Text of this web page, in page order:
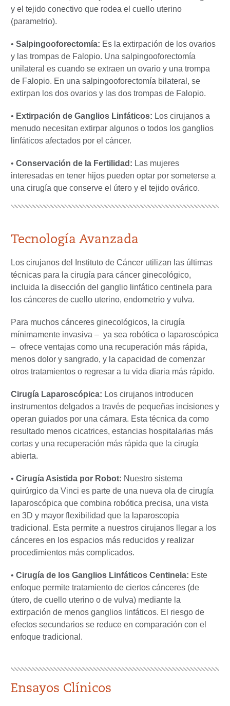
y el tejido conectivo que rodea el cuello uterino
(parametrio).
• Salpingooforectomía: Es la extirpación de los ovarios
y las trompas de Falopio. Una salpingooforectomía
unilateral es cuando se extraen un ovario y una trompa
de Falopio. En una salpingooforectomía bilateral, se
extirpan los dos ovarios y las dos trompas de Falopio.
• Extirpación de Ganglios Linfáticos: Los cirujanos a
menudo necesitan extirpar algunos o todos los ganglios
linfáticos afectados por el cáncer.
• Conservación de la Fertilidad: Las mujeres
interesadas en tener hijos pueden optar por someterse a
una cirugía que conserve el útero y el tejido ovárico.
Tecnología Avanzada
Los cirujanos del Instituto de Cáncer utilizan las últimas
técnicas para la cirugía para cáncer ginecológico,
incluida la disección del ganglio linfático centinela para
los cánceres de cuello uterino, endometrio y vulva.
Para muchos cánceres ginecológicos, la cirugía
mínimamente invasiva – ya sea robótica o laparoscópica
– ofrece ventajas como una recuperación más rápida,
menos dolor y sangrado, y la capacidad de comenzar
otros tratamientos o regresar a tu vida diaria más rápido.
Cirugía Laparoscópica: Los cirujanos introducen
instrumentos delgados a través de pequeñas incisiones y
operan guiados por una cámara. Esta técnica da como
resultado menos cicatrices, estancias hospitalarias más
cortas y una recuperación más rápida que la cirugía
abierta.
• Cirugía Asistida por Robot: Nuestro sistema
quirúrgico da Vinci es parte de una nueva ola de cirugía
laparoscópica que combina robótica precisa, una vista
en 3D y mayor flexibilidad que la laparoscopia
tradicional. Esta permite a nuestros cirujanos llegar a los
cánceres en los espacios más reducidos y realizar
procedimientos más complicados.
• Cirugía de los Ganglios Linfáticos Centinela: Este
enfoque permite tratamiento de ciertos cánceres (de
útero, de cuello uterino o de vulva) mediante la
extirpación de menos ganglios linfáticos. El riesgo de
efectos secundarios se reduce en comparación con el
enfoque tradicional.
Ensayos Clínicos